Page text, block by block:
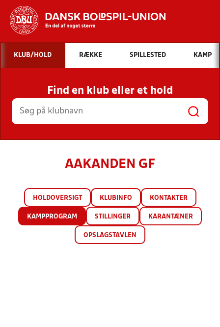
Hvad vil du søge efter?
INDHOLD OG NYHEDER
STILLINGER, RESULTATER, KLUBBER OG
HOLD
KLUB/HOLD RÆKKE SPILLESTED KAMP
Find en klub eller et hold
AAKANDEN GF
HOLDOVERSIGT KLUBINFO KONTAKTER
KAMPPROGRAM STILLINGER KARANTÆNER
OPSLAGSTAVLEN